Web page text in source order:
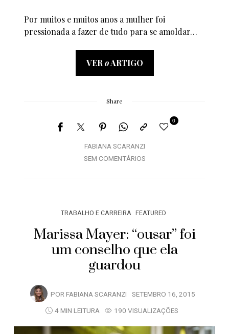
Por muitos e muitos anos a mulher foi
pressionada a fazer de tudo para se amoldar…
VER oARTIGO
Share
FABIANA SCARANZI
0
SEM COMENTÁRIOS
TRABALHO E CARREIRA FEATURED
Marissa Mayer: “ousar” foi
um conselho que ela
guardou
POR FABIANA SCARANZI SETEMBRO 16, 2015
4 MIN LEITURA
190 VISUALIZAÇÕES